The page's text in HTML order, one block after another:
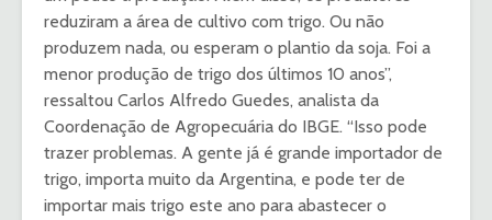
reduziram a área de cultivo com trigo. Ou não
produzem nada, ou esperam o plantio da soja. Foi a
menor produção de trigo dos últimos 10 anos”,
ressaltou Carlos Alfredo Guedes, analista da
Coordenação de Agropecuária do IBGE. “Isso pode
trazer problemas. A gente já é grande importador de
trigo, importa muito da Argentina, e pode ter de
importar mais trigo este ano para abastecer o